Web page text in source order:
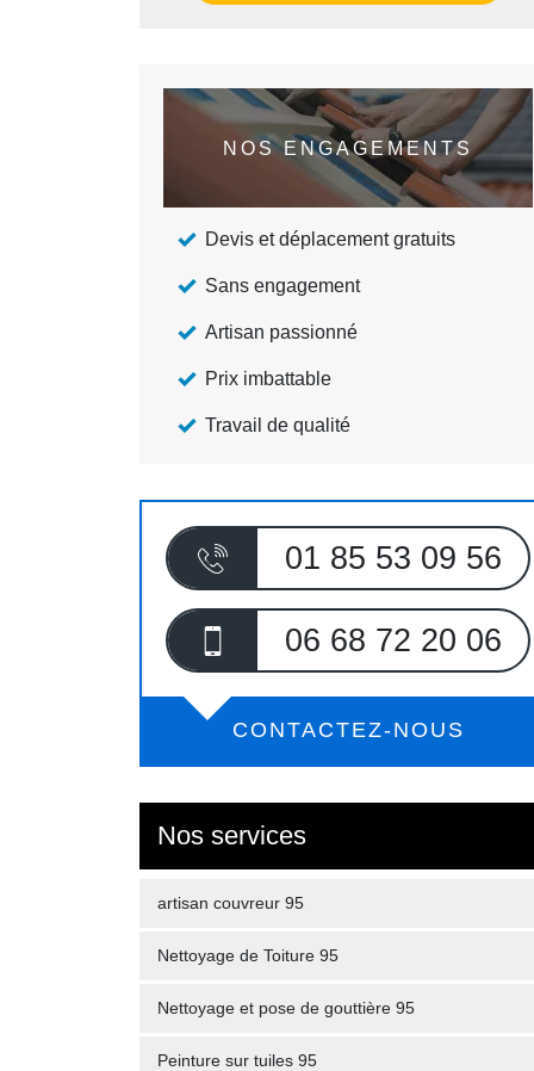
NOS ENGAGEMENTS
Devis et déplacement gratuits
Sans engagement
Artisan passionné
Prix imbattable
Travail de qualité
01 85 53 09 56
06 68 72 20 06
CONTACTEZ-NOUS
Nos services
artisan couvreur 95
Nettoyage de Toiture 95
Nettoyage et pose de gouttière 95
Peinture sur tuiles 95